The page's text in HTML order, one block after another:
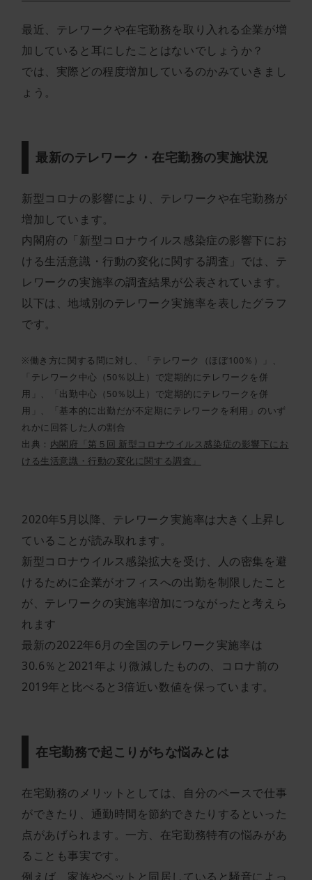
最近、テレワークや在宅勤務を取り入れる企業が増
加していると耳にしたことはないでしょうか？
では、実際どの程度増加しているのかみていきまし
ょう。
最新のテレワーク・在宅勤務の実施状況
新型コロナの影響により、テレワークや在宅勤務が
増加しています。
内閣府の「新型コロナウイルス感染症の影響下にお
ける生活意識・行動の変化に関する調査」では、テ
レワークの実施率の調査結果が公表されています。
以下は、地域別のテレワーク実施率を表したグラフ
です。
※働き方に関する問に対し、「テレワーク（ほぼ100％）」、
「テレワーク中心（50％以上）で定期的にテレワークを併
用」、「出勤中心（50％以上）で定期的にテレワークを併
用」、「基本的に出勤だが不定期にテレワークを利用」のいず
れかに回答した人の割合
出典： 内閣府「第５回 新型コロナウイルス感染症の影響下にお
ける生活意識・行動の変化に関する調査」
2020年5月以降、テレワーク実施率は大きく上昇し
ていることが読み取れます。
新型コロナウイルス感染拡大を受け、人の密集を避
けるために企業がオフィスへの出勤を制限したこと
が、テレワークの実施率増加につながったと考えら
れます
最新の2022年6月の全国のテレワーク実施率は
30.6％と2021年より微減したものの、コロナ前の
2019年と比べると3倍近い数値を保っています。
在宅勤務で起こりがちな悩みとは
在宅勤務のメリットとしては、自分のペースで仕事
ができたり、通勤時間を節約できたりするといった
点があげられます。一方、在宅勤務特有の悩みがあ
ることも事実です。
例えば、家族やペットと同居していると騒音によっ